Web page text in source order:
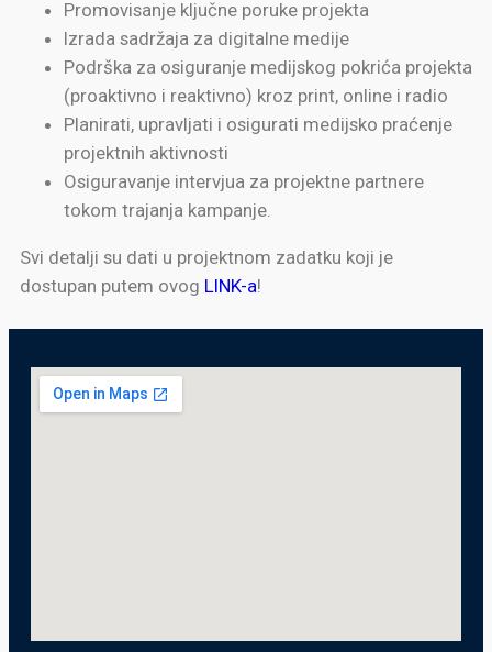
Promovisanje ključne poruke projekta
Izrada sadržaja za digitalne medije
Podrška za osiguranje medijskog pokrića projekta
(proaktivno i reaktivno) kroz print, online i radio
Planirati, upravljati i osigurati medijsko praćenje
projektnih aktivnosti
Osiguravanje intervjua za projektne partnere
tokom trajanja kampanje.
Svi detalji su dati u projektnom zadatku koji je
dostupan putem ovog LINK-a!